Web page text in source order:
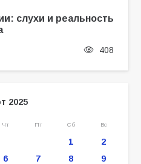
слухи и реальность
408
2025
Чт Пт Сб Вс
1
2
6 7 8
9